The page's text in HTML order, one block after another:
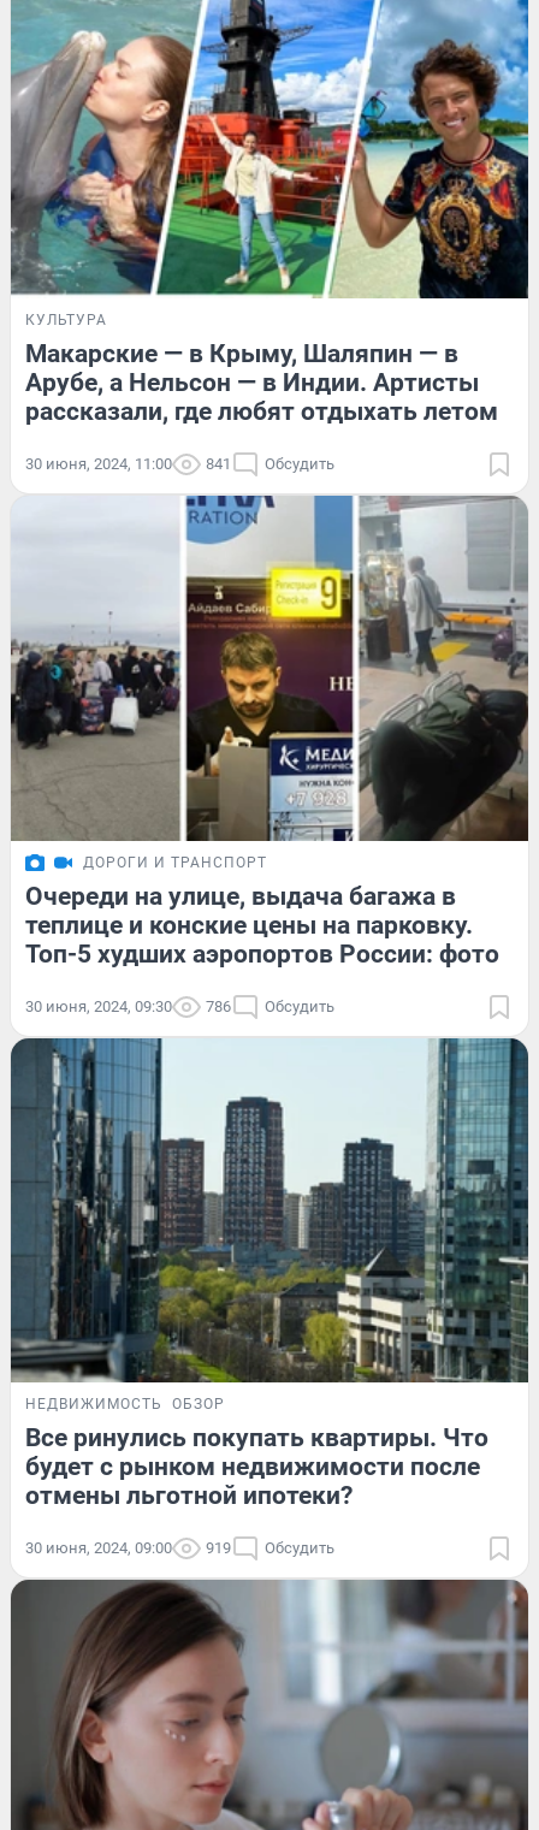
КУЛЬТУРА
Макарские — в Крыму, Шаляпин — в
Арубе, а Нельсон — в Индии. Артисты
рассказали, где любят отдыхать летом
30 июня, 2024, 11:00 841 Обсудить
ДОРОГИ И ТРАНСПОРТ
Очереди на улице, выдача багажа в
теплице и конские цены на парковку.
Топ-5 худших аэропортов России: фото
30 июня, 2024, 09:30 786 Обсудить
НЕДВИЖИМОСТЬ ОБЗОР
Все ринулись покупать квартиры. Что
будет с рынком недвижимости после
отмены льготной ипотеки?
30 июня, 2024, 09:00 919 Обсудить